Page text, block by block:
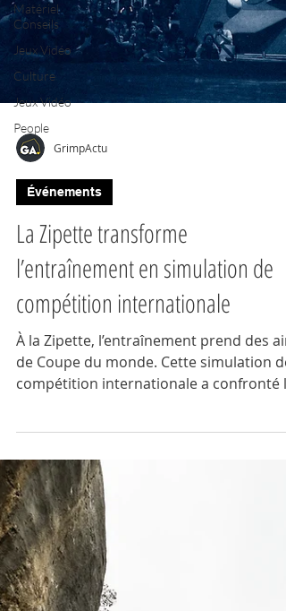
Matériel
Conseils
Jeux Vidéo
Culture
Jeux Vidéo
People
La Zipette transforme
l’entraînement en simulation de
compétition internationale
À la Zipette, l’entraînement prend des
de Coupe du monde. Cette simulation de
meilleurs grimpeurs français à la
exigeants. Un format hybride, mêlant
technique et mental, qui prépare aux
Championnats de France et valorise la
performance en conditions réelles.